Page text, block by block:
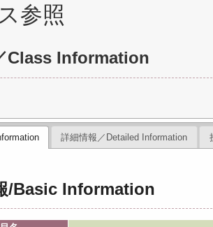
参照
Class Information
詳細情報／Detailed Information
/Basic Information